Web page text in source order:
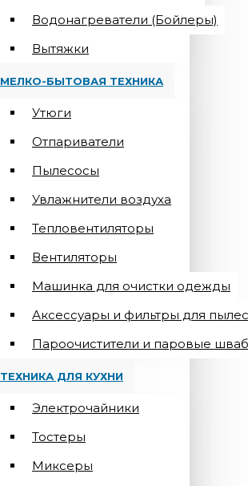
Водонагреватели (Бойлеры)
Вытяжки
МЕЛКО-БЫТОВАЯ ТЕХНИКА
Утюги
Отпариватели
Пылесосы
Увлажнители воздуха
Тепловентиляторы
Вентиляторы
Машинка для очистки одежды
Аксессуары и фильтры для
Пароочистители и паровые
ТЕХНИКА ДЛЯ КУХНИ
Электрочайники
Тостеры
Миксеры